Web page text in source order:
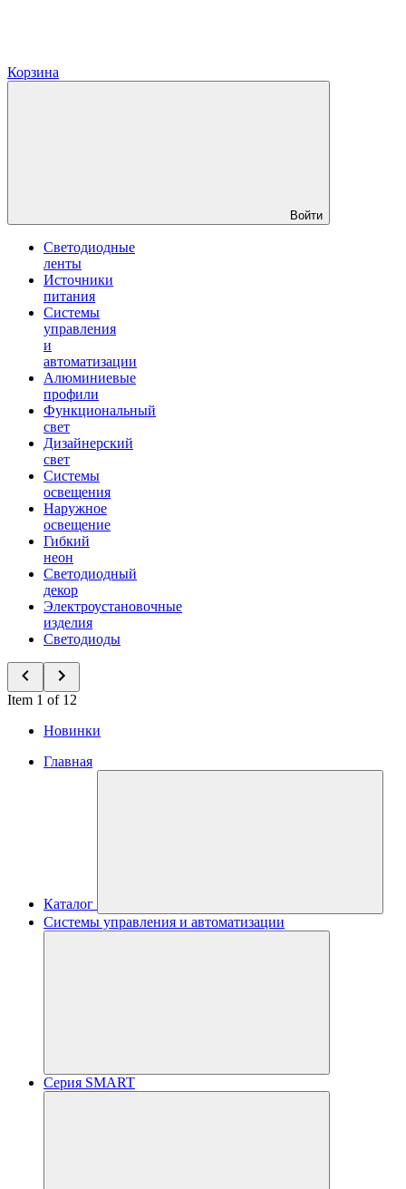
Корзина
Войти
Светодиодные
ленты
Источники
питания
Системы
управления
и
автоматизации
Алюминиевые
профили
Функциональный
свет
Дизайнерский
свет
Системы
освещения
Наружное
освещение
Гибкий
неон
Светодиодный
декор
Электроустановочные
изделия
Светодиоды
Item 1 of 12
Новинки
Главная
Каталог
Системы управления и автоматизации
Серия SMART